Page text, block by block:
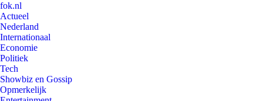
fok.nl
Actueel
Nederland
Internationaal
Economie
Politiek
Tech
Showbiz en Gossip
Opmerkelijk